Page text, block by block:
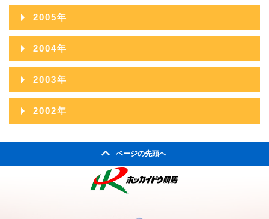
2013年03月
2013年02月
2013年01月
2012年03月
2012年02月
2012年01月
2011年06月
2011年05月
2011年03月
2011年02月
2010年07月
2010年06月
2010年05月
2010年03月
2009年08月
2009年07月
2009年06月
2009年05月
2009年03月
2008年09月
2008年08月
2008年07月
2008年06月
2008年05月
2007年11月
2007年10月
2007年09月
2007年08月
2007年07月
2006年12月
2006年11月
2006年10月
2006年09月
2006年08月
2005年
2005年12月
2005年11月
2005年10月
2005年09月
2005年08月
2005年07月
2004年
2004年12月
2004年11月
2004年10月
2003年
2003年12月
2002年
ページの先頭へ